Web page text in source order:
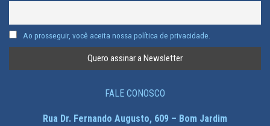
Ao prosseguir, você aceita nossa política de privacidade.
FALE CONOSCO
Rua Dr. Fernando Augusto, 609 – Bom Jardim